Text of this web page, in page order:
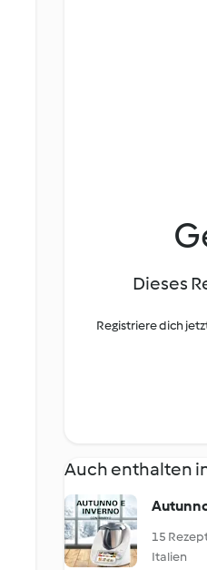
Dieses
Registriere dich
Auch enthalten
15
Italien